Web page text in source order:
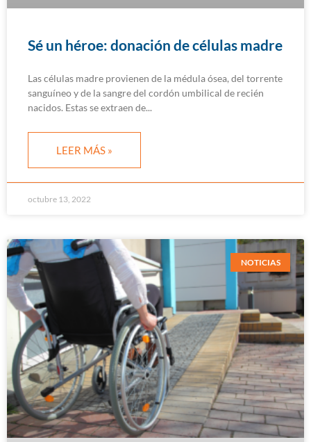
Sé un héroe: donación de células madre
Las células madre provienen de la médula ósea, del torrente
sanguíneo y de la sangre del cordón umbilical de recién
nacidos. Estas se extraen de
LEER MÁS »
octubre 13, 2022
NOTICIAS